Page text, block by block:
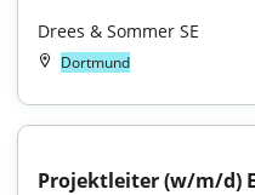
Drees & Sommer SE
Dortmund
Projektleiter (w/m/d)